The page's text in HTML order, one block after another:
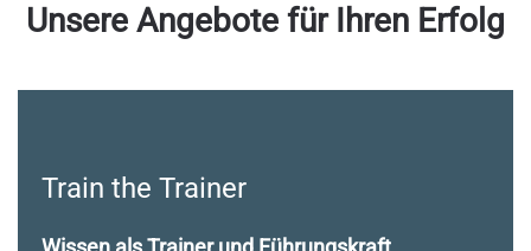
Unsere Angebote für Ihren Erfolg
Train the Trainer